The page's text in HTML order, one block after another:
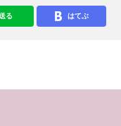
る はてぶ